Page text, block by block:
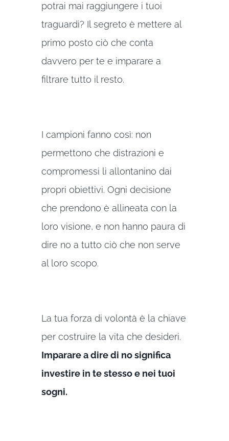
potrai mai raggiungere i tuoi
traguardi? Il segreto è mettere al
primo posto ciò che conta
davvero per te e imparare a
filtrare tutto il resto.
I campioni fanno così: non
permettono che distrazioni e
compromessi li allontanino dai
propri obiettivi. Ogni decisione
che prendono è allineata con la
loro visione, e non hanno paura di
dire no a tutto ciò che non serve
al loro scopo.
La tua forza di volontà è la chiave
per costruire la vita che desideri.
Imparare a dire di no significa
investire in te stesso e nei tuoi
sogni.